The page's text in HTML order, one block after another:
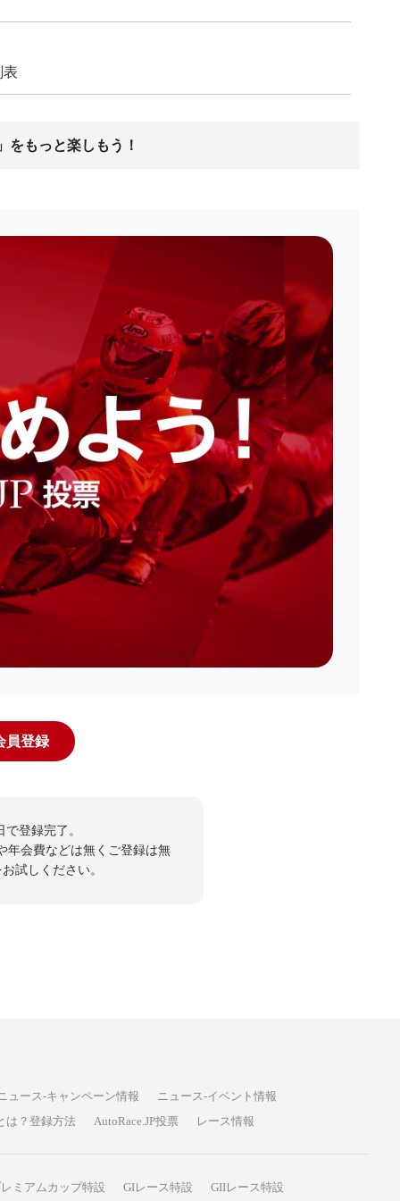
表
をもっと楽しもう！
員登録
登録完了。
年会費などは無くご登録は無
試しください。
ュース-キャンペーン情報
ニュース-イベント情報
は？登録方法
AutoRace.JP投票 レース情報
ミアムカップ特設 GIレース特設 GIIレース特設